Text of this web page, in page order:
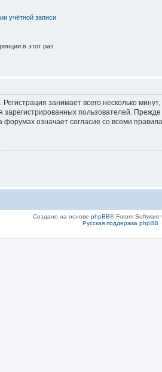
учётной записи
в этот раз
занимает всего несколько
пользователей.
означает согласие со всеми
Создано на основе phpBB® Forum Software
Русская поддержка phpBB